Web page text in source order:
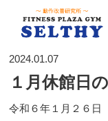
2024.01.07
１月休館日
令和６年１月２６日